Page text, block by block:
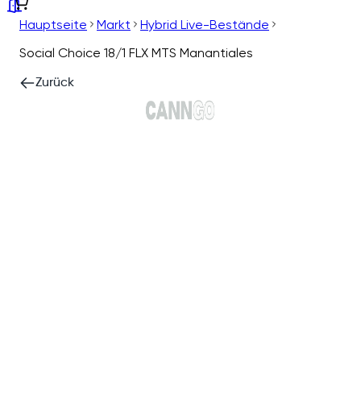
Hauptseite Markt
Hybrid Live-Bestände
Social Choice 18/1 FLX MTS Manantiales
Zurück